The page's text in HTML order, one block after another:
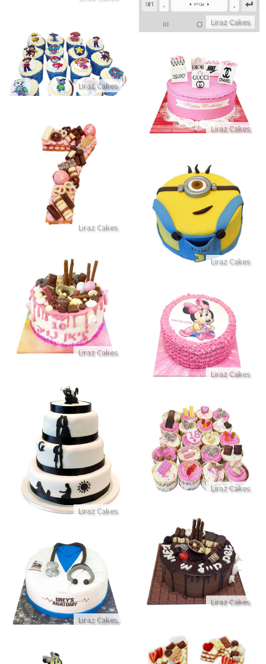
Liraz Cakes
Liraz Cakes
קאפקייקס מפרץ ההרפתקאות
התקשר/י
Liraz Cakes
עוגת מותגים
התקשר/י
Liraz Cakes
עוגת מספרים לבת
התקשר/י
Liraz Cakes
עוגת מיניון
התקשר/י
Liraz Cakes
עוגת טפטופים
התקשר/י
Liraz Cakes
עוגת זילוף מיני מאוס
התקשר/י
Liraz Cakes
עוגת חתונה מעוצבת שלוש
התקשר/י
Liraz Cakes
קאפקייקס עם ממתקים
התקשר/י
Liraz Cakes
עוגת שוקולד עם טפטופי גאנש לאשת חייל
התקשר/י
Liraz Cakes
עוגת רופא מבצק סוכר ללא
התקשר/י
עוגת מספרים 13 לבר מצווה